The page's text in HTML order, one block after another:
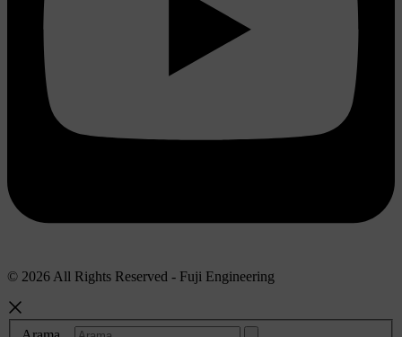
© 2026 All Rights Reserved - Fuji Engineering